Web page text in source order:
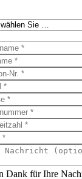
Dank für Ihre